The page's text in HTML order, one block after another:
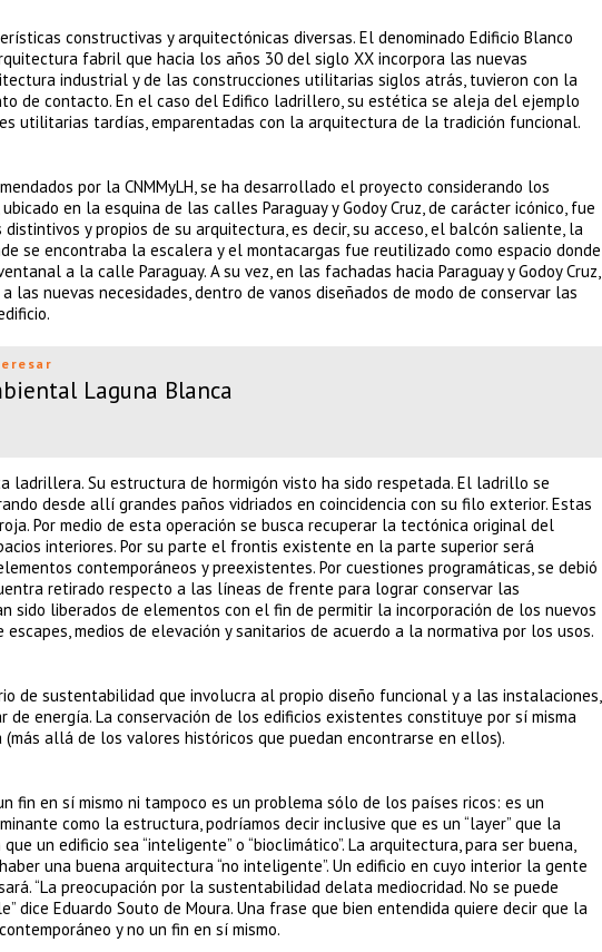
constructivas y arquitectónicas diversas. El denominado Edificio Blanco
fabril que hacia los años 30 del siglo XX incorpora las nuevas
industrial y de las construcciones utilitarias siglos atrás, tuvieron con la
de contacto. En el caso del Edifico ladrillero, su estética se aleja del ejemplo
utilitarias tardías, emparentadas con la arquitectura de la tradición funcional.
por la CNMMyLH, se ha desarrollado el proyecto considerando los
en la esquina de las calles Paraguay y Godoy Cruz, de carácter icónico, fue
y propios de su arquitectura, es decir, su acceso, el balcón saliente, la
se encontraba la escalera y el montacargas fue reutilizado como espacio donde
a la calle Paraguay. A su vez, en las fachadas hacia Paraguay y Godoy Cruz,
las nuevas necesidades, dentro de vanos diseñados de modo de conservar las
Laguna Blanca
ladrillera. Su estructura de hormigón visto ha sido respetada. El ladrillo se
desde allí grandes paños vidriados en coincidencia con su filo exterior. Estas
Por medio de esta operación se busca recuperar la tectónica original del
interiores. Por su parte el frontis existente en la parte superior será
contemporáneos y preexistentes. Por cuestiones programáticas, se debió
retirado respecto a las líneas de frente para lograr conservar las
sido liberados de elementos con el fin de permitir la incorporación de los nuevos
medios de elevación y sanitarios de acuerdo a la normativa por los usos.
de sustentabilidad que involucra al propio diseño funcional y a las instalaciones,
energía. La conservación de los edificios existentes constituye por sí misma
allá de los valores históricos que puedan encontrarse en ellos).
fin en sí mismo ni tampoco es un problema sólo de los países ricos: es un
como la estructura, podríamos decir inclusive que es un “layer” que la
un edificio sea “inteligente” o “bioclimático”. La arquitectura, para ser buena,
una buena arquitectura “no inteligente”. Un edificio en cuyo interior la gente
“La preocupación por la sustentabilidad delata mediocridad. No se puede
dice Eduardo Souto de Moura. Una frase que bien entendida quiere decir que la
y no un fin en sí mismo.